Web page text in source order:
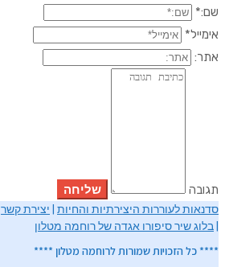
שם:*
אימייל*
אתר:
תגובה
סדנאות לעוררות היצירתיות והחיות יצירת קשר
בלוג שיר סיפורו אגדה של רוחמה מטלון
**** כל הזכויות שמורות לרוחמה מטלון ****